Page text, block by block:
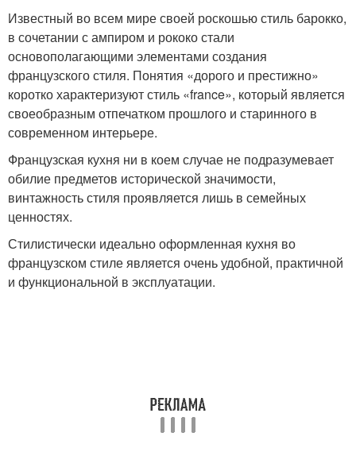
Известный во всем мире своей роскошью стиль барокко,
в сочетании с ампиром и рококо стали
основополагающими элементами создания
французского стиля. Понятия «дорого и престижно»
коротко характеризуют стиль «france», который является
своеобразным отпечатком прошлого и старинного в
современном интерьере.
Французская кухня ни в коем случае не подразумевает
обилие предметов исторической значимости,
винтажность стиля проявляется лишь в семейных
ценностях.
Стилистически идеально оформленная кухня во
французском стиле является очень удобной, практичной
и функциональной в эксплуатации.